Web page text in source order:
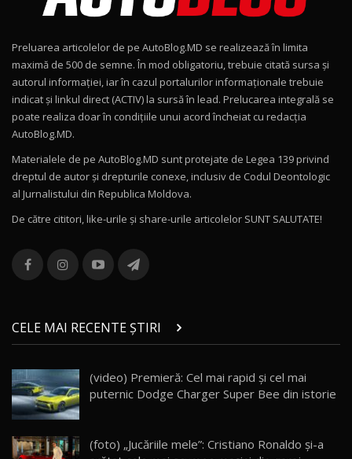
15:22
Mercedes-AMG E 53 HYBRID 4MATIC+ / Test
Drive AutoBlog.MD
16:27
11
Noul Volvo ES90 / Test Drive AutoBlog.MD
12
Noul MG HS / Test Drive AutoBlog.MD
16:48
13
combină aventura cu luxul / AutoBlog.MD
36:08
chinez care face lumea să se întoarcă după el
/ AutoBlog.MD
17:27
15 14:37
16
AutoBlogMD
13:10
Preluarea articolelor de pe AutoBlog.MD se realizează în limita
maximă de 500 de semne. În mod obligatoriu, trebuie citată sursa și
autorul informației, iar în cazul portalurilor informaționale trebuie
indicat și linkul direct (ACTIV) la sursă în lead. Prelucarea integrală se
poate realiza doar în condițiile unui acord încheiat cu redacţia
AutoBlog.MD.
Materialele de pe AutoBlog.MD sunt protejate de Legea 139 privind
dreptul de autor și drepturile conexe, inclusiv de Codul Deontologic
al Jurnalistului din Republica Moldova.
De către cititori, like-urile şi share-urile articolelor SUNT SALUTATE!
CELE MAI RECENTE ȘTIRI
(video) Premieră: Cel mai rapid și cel mai
puternic Dodge Charger Super Bee din istorie
(foto) „Jucăriile mele”: Cristiano Ronaldo și-a